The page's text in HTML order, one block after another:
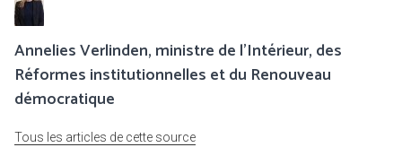
Annelies Verlinden, ministre de l’Intérieur, des
Réformes institutionnelles et du Renouveau
démocratique
Tous les articles de cette source